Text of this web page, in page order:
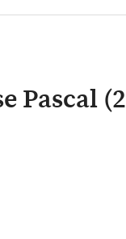
Pascal